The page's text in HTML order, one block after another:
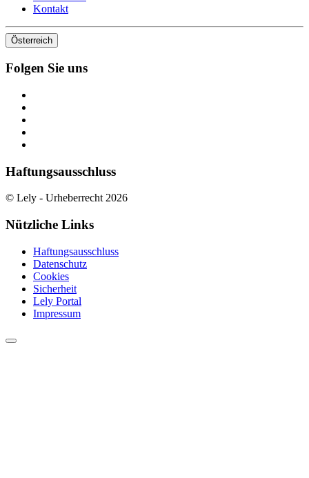
Kontakt
Österreich
Folgen Sie uns
Haftungsausschluss
© Lely - Urheberrecht 2026
Nützliche Links
Haftungsausschluss
Datenschutz
Cookies
Sicherheit
Lely Portal
Impressum